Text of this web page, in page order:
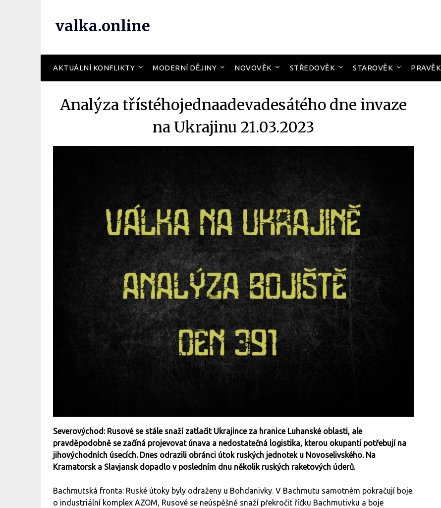
valka.online
AKTUÁLNÍ KONFLIKTY MODERNÍ DĚJINY NOVOVĚK STŘEDOVĚK STAROVĚK PRAVĚK
Analýza třístéhojednaadevadesátého dne invaze
na Ukrajinu 21.03.2023
Severovýchod: Rusové se stále snaží zatlačit Ukrajince za hranice Luhanské oblasti, ale
pravděpodobně se začíná projevovat únava a nedostatečná logistika, kterou okupanti potřebují na
jihovýchodních úsecích. Dnes odrazili obránci útok ruských jednotek u Novoselivského. Na
Kramatorsk a Slavjansk dopadlo v posledním dnu několik ruských raketových úderů.
Bachmutská fronta: Ruské útoky byly odraženy u Bohdanivky. V Bachmutu samotném pokračují boje
o industriální komplex AZOM, Rusové se neúspěšně snaží překročit říčku Bachmutivku a boje